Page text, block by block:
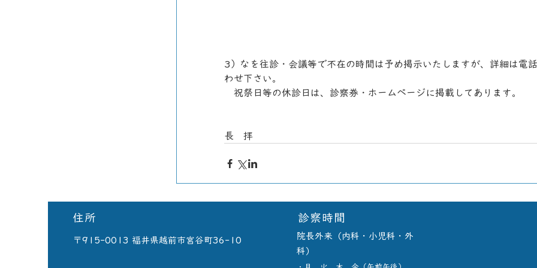
3）なを往診・会議等で不在の時間は予め掲示いたしますが、詳細は電
わせ下さい。
祝祭日等の休診日は、診察券・ホームページに掲載してあります。
長　拝
住所
​〒915-0013 福井県越前市宮谷町36-10
診察時間
院長外来（内科・小児科・外
科）